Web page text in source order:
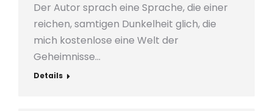
Der Autor sprach eine Sprache, die einer
reichen, samtigen Dunkelheit glich, die
mich kostenlose eine Welt der
Geheimnisse…
Details